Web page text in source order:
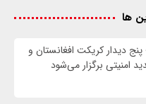
ها
پنج دیدار کریکت افغانستان و
امنیتی برگزار می‌شود